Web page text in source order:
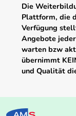
Die
Plattform, die
Verfügung
Angebote
warten bzw
übernimmt
und Qualität